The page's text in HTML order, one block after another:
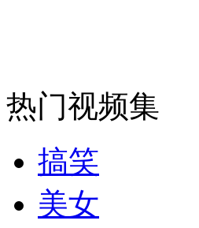
纽约上演“枕头大战”
司机酒驾遇交警 急速倒车逃窜
热门视频集
搞笑
美女